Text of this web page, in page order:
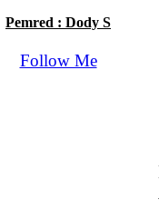
Pemred : Dody S
Follow Me